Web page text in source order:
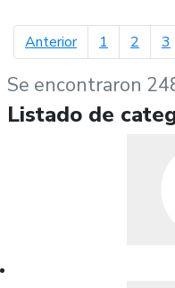
Anteriorpágina anterior
1 2 3
Se encontraron
Listado de